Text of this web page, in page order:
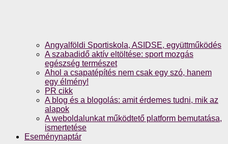
Angyalföldi Sportiskola, ASIDSE, együttműködés
A szabadidő aktív eltöltése: sport mozgás
egészség természet
Ahol a csapatépítés nem csak egy szó, hanem
egy élmény!
PR cikk
A blog és a blogolás: amit érdemes tudni, mik az
alapok
A weboldalunkat működtető platform bemutatása,
ismertetése
Eseménynaptár